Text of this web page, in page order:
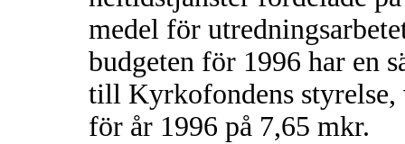
medel för
budgeten för 1996 har en
till Kyrkofondens styrelse,
för år 1996 på 7,65 mkr.